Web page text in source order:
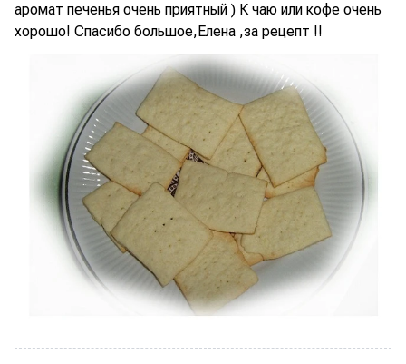
аромат печенья очень приятный ) К чаю или кофе очень
хорошо! Спасибо большое,Елена ,за рецепт !!